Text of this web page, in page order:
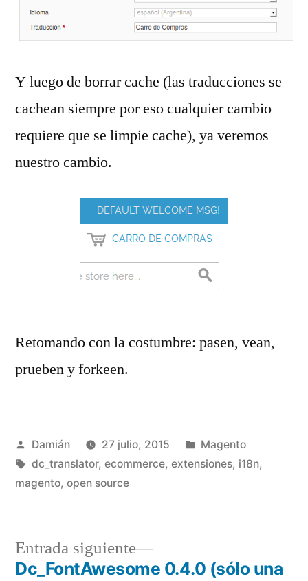
Y luego de borrar cache (las traducciones se
cachean siempre por eso cualquier cambio
requiere que se limpie cache), ya veremos
nuestro cambio.
Retomando con la costumbre: pasen, vean,
prueben y forkeen.
Publicado
por
Damián 27 julio, 2015
Publicado
en
Magento
Etiquetas:
dc_translator, ecommerce, extensiones, i18n,
magento, open source
Entrada siguiente
Entrada
siguiente:
Dc_FontAwesome 0.4.0 (sólo una